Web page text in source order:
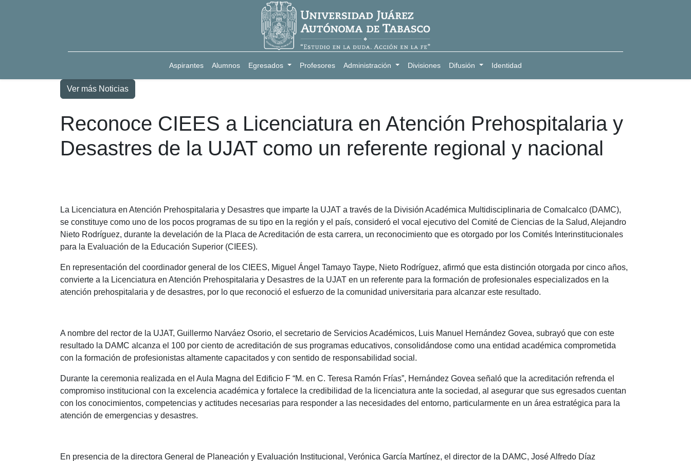
Aspirantes Alumnos Egresados Profesores Administración Divisiones Difusión Identidad
Ver más Noticias
Reconoce CIEES a Licenciatura en Atención Prehospitalaria y
Desastres de la UJAT como un referente regional y nacional
La Licenciatura en Atención Prehospitalaria y Desastres que imparte la UJAT a través de la División Académica Multidisciplinaria de Comalcalco (DAMC),
se constituye como uno de los pocos programas de su tipo en la región y el país, consideró el vocal ejecutivo del Comité de Ciencias de la Salud, Alejandro
Nieto Rodríguez, durante la develación de la Placa de Acreditación de esta carrera, un reconocimiento que es otorgado por los Comités Interinstitucionales
para la Evaluación de la Educación Superior (CIEES).
En representación del coordinador general de los CIEES, Miguel Ángel Tamayo Taype, Nieto Rodríguez, afirmó que esta distinción otorgada por cinco años,
convierte a la Licenciatura en Atención Prehospitalaria y Desastres de la UJAT en un referente para la formación de profesionales especializados en la
atención prehospitalaria y de desastres, por lo que reconoció el esfuerzo de la comunidad universitaria para alcanzar este resultado.
A nombre del rector de la UJAT, Guillermo Narváez Osorio, el secretario de Servicios Académicos, Luis Manuel Hernández Govea, subrayó que con este
resultado la DAMC alcanza el 100 por ciento de acreditación de sus programas educativos, consolidándose como una entidad académica comprometida
con la formación de profesionistas altamente capacitados y con sentido de responsabilidad social.
Durante la ceremonia realizada en el Aula Magna del Edificio F “M. en C. Teresa Ramón Frías”, Hernández Govea señaló que la acreditación refrenda el
compromiso institucional con la excelencia académica y fortalece la credibilidad de la licenciatura ante la sociedad, al asegurar que sus egresados cuentan
con los conocimientos, competencias y actitudes necesarias para responder a las necesidades del entorno, particularmente en un área estratégica para la
atención de emergencias y desastres.
En presencia de la directora General de Planeación y Evaluación Institucional, Verónica García Martínez, el director de la DAMC, José Alfredo Díaz